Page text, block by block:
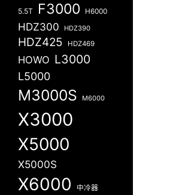
5.5T F3000 H6000
HDZ300 HDZ390
HDZ425 HDZ469
HOWO L3000
L5000
M3000S M6000
X3000
X5000
X5000S
X6000 中冷器